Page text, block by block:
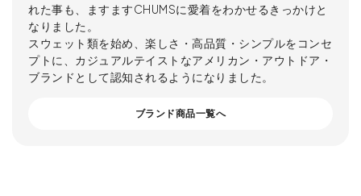
れた事も、ますますCHUMSに愛着をわかせるきっかけと
なりました。
スウェット類を始め、楽しさ・高品質・シンプルをコンセ
プトに、カジュアルテイストなアメリカン・アウトドア・
ブランドとして認知されるようになりました。
ブランド商品一覧へ